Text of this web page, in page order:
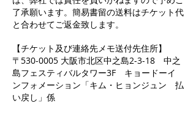
了承願います。簡易書留の送料はチケット代
と合わせてご返金致します。
【チケット及び連絡先メモ送付先住所】
〒530-0005 大阪市北区中之島2-3-18 中之
島フェスティバルタワー3F キョードーイ
ンフォメーション「キム・ヒョンジュン 払
い戻し」係